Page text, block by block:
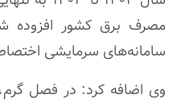
مصرف برق کشور
سامانه‌های سرمایشی